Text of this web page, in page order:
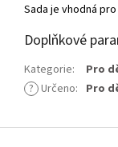
Sada je vhodná
Doplňkové
Kategorie:
Pro
? Určeno: Pro
Z